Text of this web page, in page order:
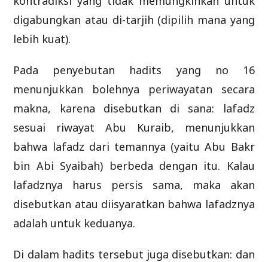
digabungkan atau di-tarjih (dipilih mana yang
lebih kuat).
Pada penyebutan hadits yang no 16
menunjukkan bolehnya periwayatan secara
makna, karena disebutkan di sana: lafadz
sesuai riwayat Abu Kuraib, menunjukkan
bahwa lafadz dari temannya (yaitu Abu Bakr
bin Abi Syaibah) berbeda dengan itu. Kalau
lafadznya harus persis sama, maka akan
disebutkan atau diisyaratkan bahwa lafadznya
adalah untuk keduanya.
Di dalam hadits tersebut juga disebutkan: dan